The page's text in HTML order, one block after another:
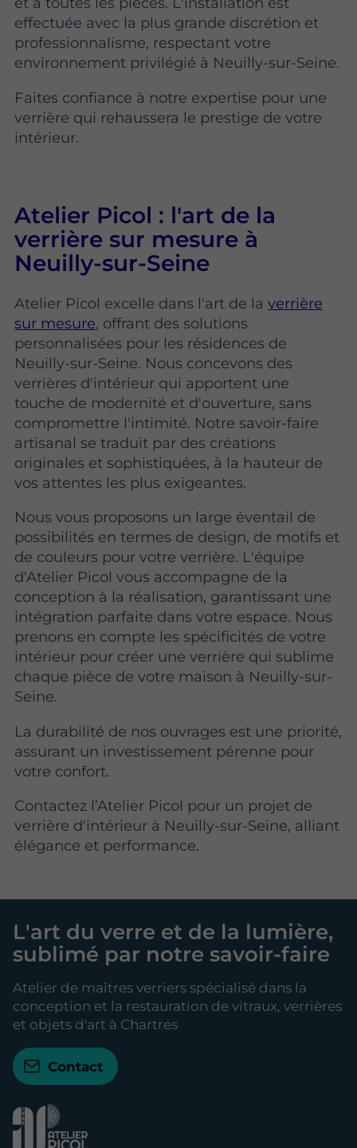
effectuée avec la plus grande discrétion et
professionnalisme, respectant votre
environnement privilégié à Neuilly-sur-Seine.
Faites confiance à notre expertise pour une
verrière qui rehaussera le prestige de votre
intérieur.
Atelier Picol : l'art de la
verrière sur mesure à
Neuilly-sur-Seine
Atelier Picol excelle dans l'art de laverrière
sur mesure, offrant des solutions
personnalisées pour les résidences de
Neuilly-sur-Seine. Nous concevons des
verrières d'intérieur qui apportent une
touche de modernité et d'ouverture, sans
compromettre l'intimité. Notre savoir-faire
artisanal se traduit par des créations
originales et sophistiquées, à la hauteur de
vos attentes les plus exigeantes.
Nous vous proposons un large éventail de
possibilités en termes de design, de motifs et
de couleurs pour votre verrière. L'équipe
d'Atelier Picol vous accompagne de la
conception à la réalisation, garantissant une
intégration parfaite dans votre espace. Nous
prenons en compte les spécificités de votre
intérieur pour créer une verrière qui sublime
chaque pièce de votre maison à Neuilly-sur-
Seine.
La durabilité de nos ouvrages est une priorité,
assurant un investissement pérenne pour
votre confort.
Contactez l’Atelier Picol pour un projet de
verrière d'intérieur à Neuilly-sur-Seine, alliant
élégance et performance.
L'art du verre et de la lumière,
sublimé par notre savoir-faire
Atelier de maîtres verriers spécialisé dans la
conception et la restauration de vitraux, verrières
et objets d'art à Chartres
Contact